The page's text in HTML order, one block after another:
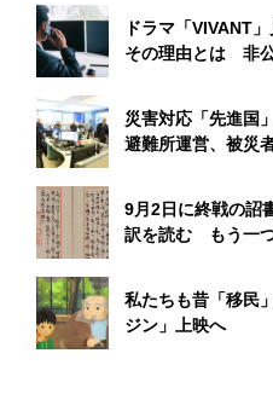
ドラマ「VIVANT
その理由とは 非
災害対応「先進国
避難所運営、被災
9月2日に終戦の詔
訳を読む もう一つ
私たちも昔「移民
ジン」上映へ